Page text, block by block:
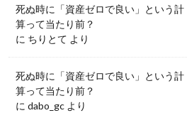
死ぬ時に「資産ゼロで良い」という計
算って当たり前？
に ちりとて より
死ぬ時に「資産ゼロで良い」という計
算って当たり前？
に dabo_gc より